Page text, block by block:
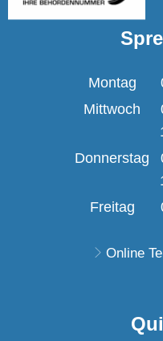
Montag
Mittwoch
Donnerstag
Freitag
Online